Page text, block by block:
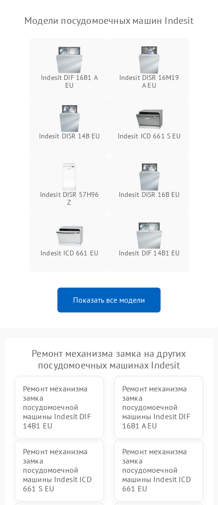
Модели посудомоечных машин Indesit
Indesit DIF 16B1 A
EU
Indesit DISR 16M19
A EU
Indesit DISR 14B EU Indesit ICD 661 S EU
Indesit DISR 57H96
Z
Indesit DISR 16B EU
Indesit ICD 661 EU Indesit DIF 14B1 EU
Показать все модели
Ремонт механизма замка на других
посудомоечных машинах Indesit
Ремонт механизма
замка
посудомоечной
машины Indesit DIF
14B1 EU
Ремонт механизма
замка
посудомоечной
машины Indesit DIF
16B1 A EU
Ремонт механизма
замка
посудомоечной
машины Indesit ICD
661 S EU
Ремонт механизма
замка
посудомоечной
машины Indesit ICD
661 EU